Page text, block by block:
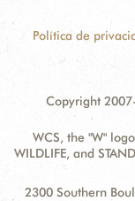
Política de
Copyright
WCS, the "W"
WILDLIFE, and
Contact
Address:
2300 Southern